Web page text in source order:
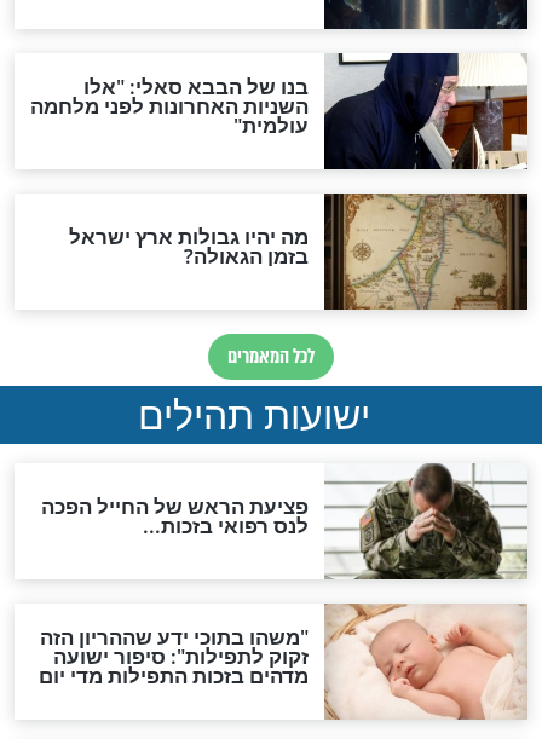
לכל המאמרים
להמתקת הדינים וביטול
גזרות
סגולת ע"ב שמות הקודש
תפילה סגולית להמתקת
הדינים